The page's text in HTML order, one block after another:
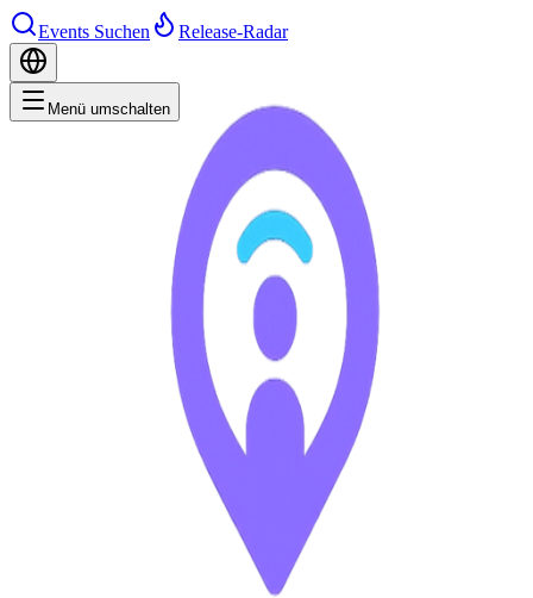
Events Suchen Release-Radar
Menü umschalten